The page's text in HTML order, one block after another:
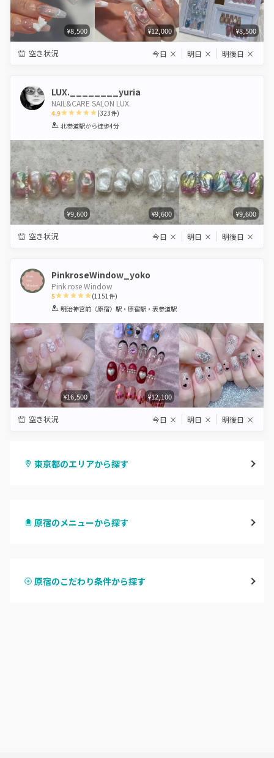
¥8,500 ¥12,000 ¥8,500
空き状況 今日 × 明日 × 明後日 ×
LUX.________yuria
NAIL&CARE SALON LUX.
4.9
1 2 3 4 5
(323件)
北参道駅から徒歩4分
¥9,600 ¥9,600 ¥9,600
空き状況 今日 × 明日 × 明後日 ×
PinkroseWindow_yoko
Pink rose Window
5
1 2 3 4 5
(1151件)
明治神宮前〈原宿〉駅・原宿駅・表参道駅
¥16,500 ¥12,100
空き状況 今日 × 明日 × 明後日 ×
東京都のエリアから探す
原宿
原宿のメニューから探す
ハンドスカルプ
原宿のこだわり条件から探す